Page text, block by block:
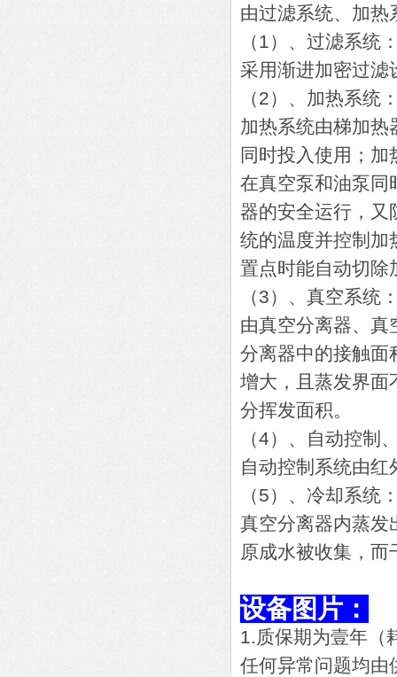
由过滤系统、加热
（1）、过滤系统
采用渐进加密过滤
（2）、加热系统
加热系统由梯加热
同时投入使用；
在真空泵和油泵同
器的安全运行，又
统的温度并控制加
置点时能自动切除
（3）、真空系统
由真空分离器、真
分离器中的接触面
增大，且蒸发界面
分挥发面积。
（4）、自动控制
自动控制系统由
（5）、冷却系统
真空分离器内蒸发
原成水被收集，
设备图片：
1.质保期为壹年（
任何异常问题均由